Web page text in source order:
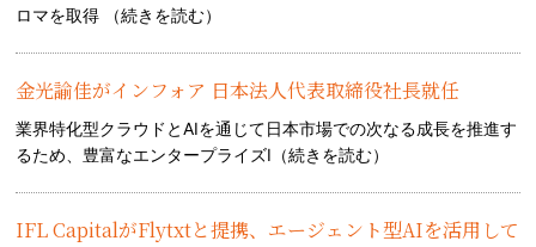
ロマを取得 （続きを読む）
金光諭佳がインフォア 日本法人代表取締役社長就任
業界特化型クラウドとAIを通じて日本市場での次なる成長を推進す
るため、豊富なエンタープライズI（続きを読む）
IFL CapitalがFlytxtと提携、エージェント型AIを活用して